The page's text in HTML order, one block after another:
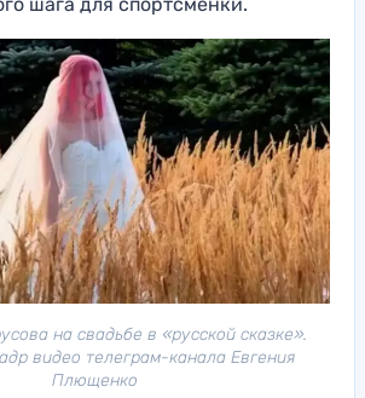
на свадьбе в «русской сказке».
видео телеграм-канала Евгения
Плющенко